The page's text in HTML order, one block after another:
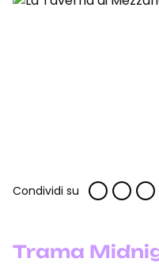
Condividi su
Trama